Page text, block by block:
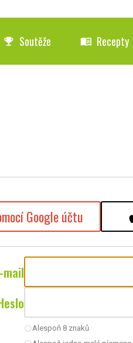
emoji_events Soutěže menu_book Recepty
Google účtu
mail
radio_button_uncheckedAlespoň 8 znaků